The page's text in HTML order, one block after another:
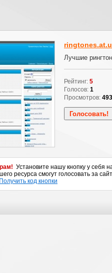
Лучшие
Рейтинг: 5
Голосов: 1
Просмотров:
Установите нашу кнопку у себя
ресурса смогут голосовать за
Получить код кнопки